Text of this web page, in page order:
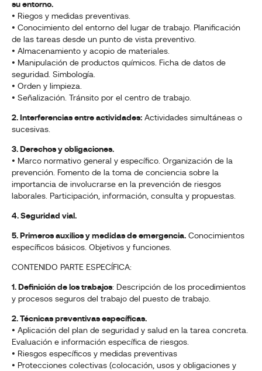
su entorno.
• Riegos y medidas preventivas.
• Conocimiento del entorno del lugar de trabajo. Planificación
de las tareas desde un punto de vista preventivo.
• Almacenamiento y acopio de materiales.
• Manipulación de productos químicos. Ficha de datos de
seguridad. Simbología.
• Orden y limpieza.
• Señalización. Tránsito por el centro de trabajo.
2. Interferencias entre actividades: Actividades simultáneas o
sucesivas.
3. Derechos y obligaciones.
• Marco normativo general y específico. Organización de la
prevención. Fomento de la toma de conciencia sobre la
importancia de involucrarse en la prevención de riesgos
laborales. Participación, información, consulta y propuestas.
4. Seguridad vial.
5. Primeros auxilios y medidas de emergencia. Conocimientos
específicos básicos. Objetivos y funciones.
CONTENIDO PARTE ESPECÍFICA:
1. Definición de los trabajos: Descripción de los procedimientos
y procesos seguros del trabajo del puesto de trabajo.
2. Técnicas preventivas específicas.
• Aplicación del plan de seguridad y salud en la tarea concreta.
Evaluación e información específica de riesgos.
• Riesgos específicos y medidas preventivas
• Protecciones colectivas (colocación, usos y obligaciones y